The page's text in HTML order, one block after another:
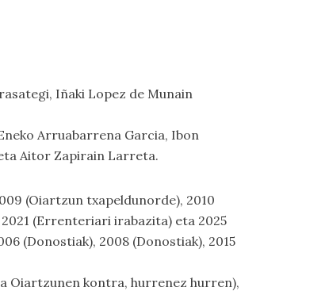
Iñaki Lopez de Munain
Arruabarrena Garcia, Ibon
Aitor Zapirain Larreta.
(Oiartzun txapeldunorde), 2010
(Errenteriari irabazita) eta 2025
(Donostiak), 2008 (Donostiak), 2015
Oiartzunen kontra, hurrenez hurren),